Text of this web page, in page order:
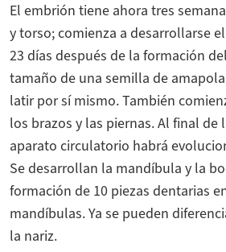
El embrión tiene ahora tres
y torso; comienza a desarrollarse
23 días después de la formación
tamaño de una semilla de
latir por sí mismo. También
los brazos y las piernas. Al final de
aparato circulatorio habrá
Se desarrollan la mandíbula y la
formación de 10 piezas dentarias
mandíbulas. Ya se pueden
la nariz.